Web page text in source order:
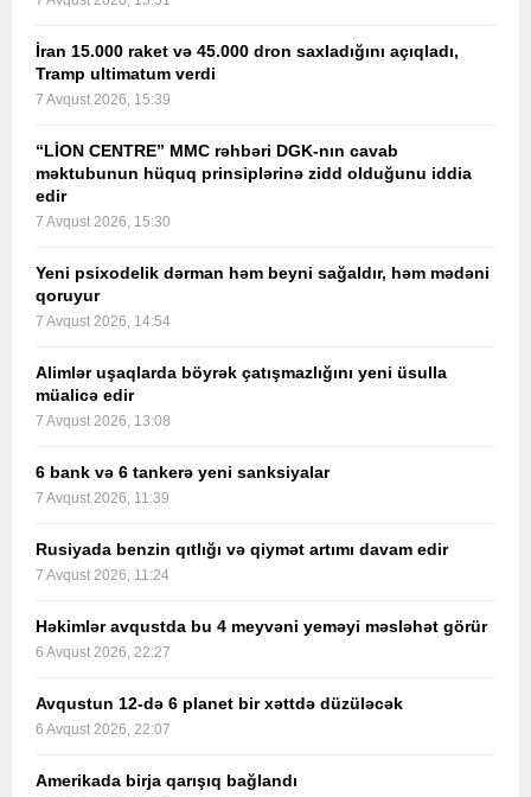
İran 15.000 raket və 45.000 dron saxladığını açıqladı,
Tramp ultimatum verdi
7 Avqust 2026, 15:39
“LİON CENTRE” MMC rəhbəri DGK-nın cavab
məktubunun hüquq prinsiplərinə zidd olduğunu iddia
edir
7 Avqust 2026, 15:30
Yeni psixodelik dərman həm beyni sağaldır, həm mədəni
qoruyur
7 Avqust 2026, 14:54
Alimlər uşaqlarda böyrək çatışmazlığını yeni üsulla
müalicə edir
7 Avqust 2026, 13:08
6 bank və 6 tankerə yeni sanksiyalar
7 Avqust 2026, 11:39
Rusiyada benzin qıtlığı və qiymət artımı davam edir
7 Avqust 2026, 11:24
Həkimlər avqustda bu 4 meyvəni yeməyi məsləhət görür
6 Avqust 2026, 22:27
Avqustun 12-də 6 planet bir xəttdə düzüləcək
6 Avqust 2026, 22:07
Amerikada birja qarışıq bağlandı